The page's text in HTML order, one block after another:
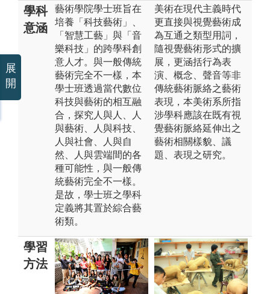
學科
意涵
藝術學院學士班旨在
培養「科技藝術」、
「智慧工藝」與「音
樂科技」的跨學科創
意人才。與一般傳統
藝術完全不一樣，本
學士班透過當代數位
科技與藝術的相互融
合，探究人與人、人
與藝術、人與科技、
人與社會、人與自
然、人與雲端間的各
種可能性，與一般傳
統藝術完全不一樣。
是故，學士班之學科
定義將其置於綜合藝
術類。
美術在現代主義時代
更直接與視覺藝術成
為互通之類型用詞，
隨視覺藝術形式的擴
展，更涵括行為表
演、概念、聲音等非
傳統藝術脈絡之藝術
表現，本美術系所指
涉學科應該在既有視
覺藝術脈絡延伸出之
藝術相關樣貌、議
題、表現之研究。
學習
方法
創意
科技藝術，當
展
開